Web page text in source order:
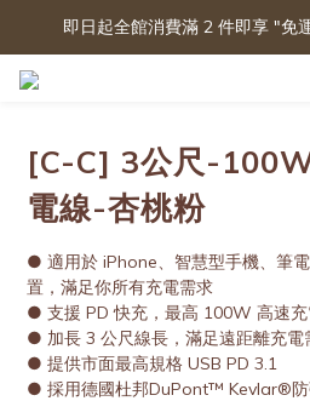
即日起全館消費滿 2 件即享 "免
[C-C] 3公尺-
電線-杏桃粉
● 適用於 iPhone、智慧型手機、筆
置，滿足你所有充電需求
● 支援 PD 快充，最高 100W 高速
● 加長 3 公尺線長，滿足遠距離充電
● 提供市面最高規格 USB PD 3.1
● 採用德國杜邦DuPont™ Kevlar®防